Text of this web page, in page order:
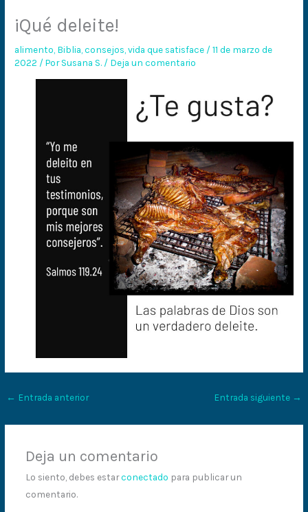
¡Qué deleite!
alimento, Biblia,consejos,vida que satisface /11 de marzo de
2022 / PorSusana S. / Deja un comentario
← Entrada anterior Entrada siguiente →
Deja un comentario
Lo siento, debes estarconectado para publicar un
comentario.